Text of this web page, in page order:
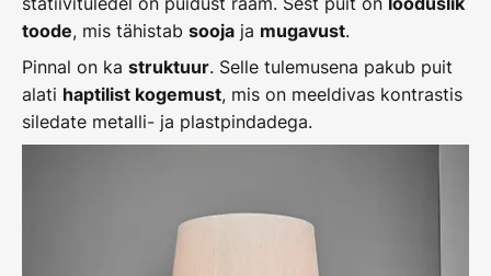
toode, mis tähistab sooja ja mugavust.
Pinnal on ka struktuur. Selle tulemusena pakub puit
alati haptilist kogemust, mis on meeldivas kontrastis
siledate metalli- ja plastpindadega.